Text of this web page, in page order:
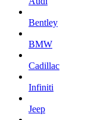
Bentley
BMW
Cadillac
Infiniti
Jeep